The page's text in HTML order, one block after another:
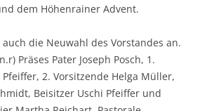
dem Höhenrainer Advent.
die Neuwahl des Vorstandes an.
Präses Pater Joseph Posch, 1.
2. Vorsitzende Helga Müller,
Beisitzer Uschi Pfeiffer und